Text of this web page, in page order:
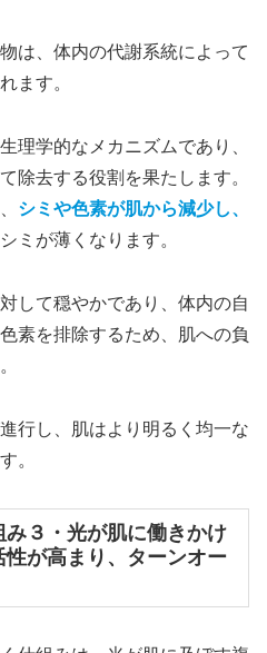
は、体内の代謝系統によって
ます。
理学的なメカニズムであり、
除去する役割を果たします。
シミや色素が肌から減少し、
ミが薄くなります。
して穏やかであり、体内の自
素を排除するため、肌への負
行し、肌はより明るく均一な
。
３・光が肌に働きかけ
が高まり、ターンオー